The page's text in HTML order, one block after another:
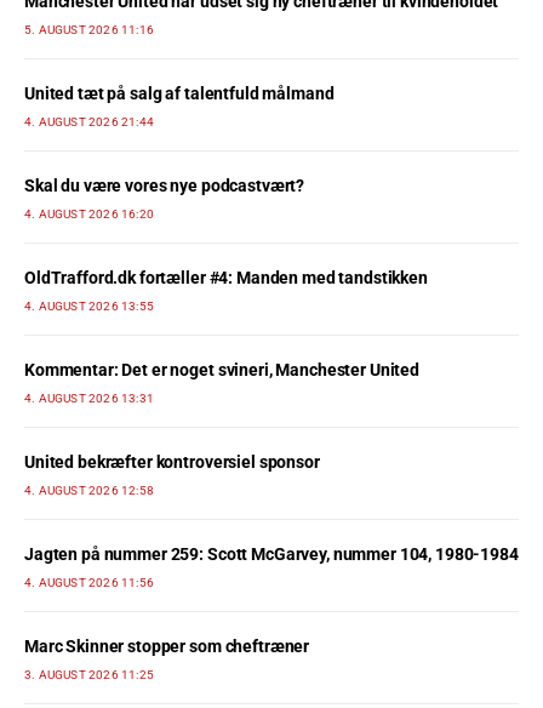
5. AUGUST 2026 11:16
United tæt på salg af talentfuld målmand
4. AUGUST 2026 21:44
Skal du være vores nye podcastvært?
4. AUGUST 2026 16:20
OldTrafford.dk fortæller #4: Manden med tandstikken
4. AUGUST 2026 13:55
Kommentar: Det er noget svineri, Manchester United
4. AUGUST 2026 13:31
United bekræfter kontroversiel sponsor
4. AUGUST 2026 12:58
Jagten på nummer 259: Scott McGarvey, nummer 104, 1980-1984
4. AUGUST 2026 11:56
Marc Skinner stopper som cheftræner
3. AUGUST 2026 11:25